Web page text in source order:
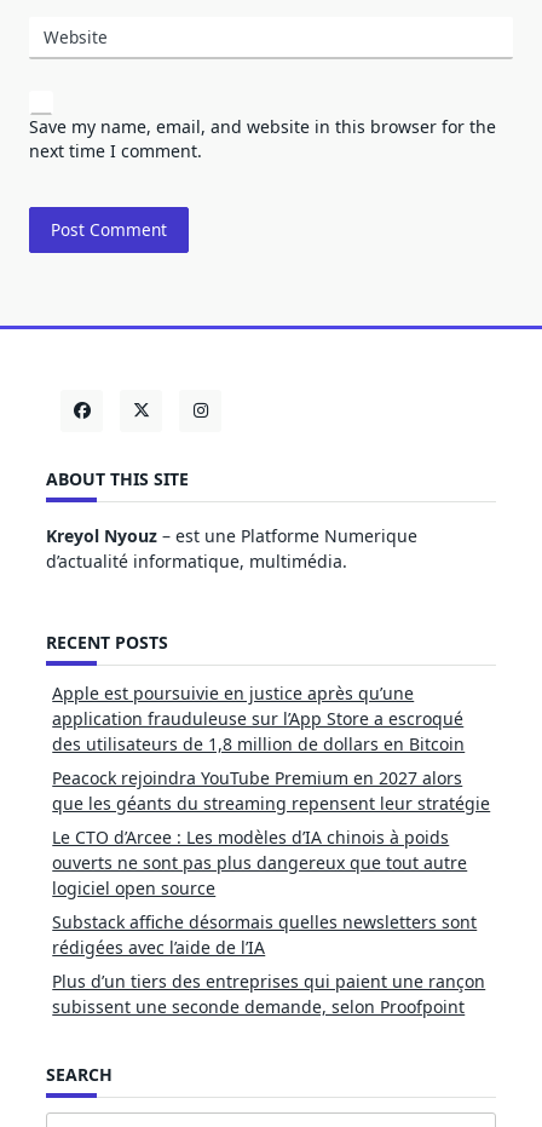
Website
Save my name, email, and website in this browser for the
next time I comment.
ABOUT THIS SITE
Kreyol Nyouz – est une Platforme Numerique
d’actualité informatique, multimédia.
RECENT POSTS
Apple est poursuivie en justice après qu’une
application frauduleuse sur l’App Store a escroqué
des utilisateurs de 1,8 million de dollars en Bitcoin
Peacock rejoindra YouTube Premium en 2027 alors
que les géants du streaming repensent leur stratégie
Le CTO d’Arcee : Les modèles d’IA chinois à poids
ouverts ne sont pas plus dangereux que tout autre
logiciel open source
Substack affiche désormais quelles newsletters sont
rédigées avec l’aide de l’IA
Plus d’un tiers des entreprises qui paient une rançon
subissent une seconde demande, selon Proofpoint
SEARCH